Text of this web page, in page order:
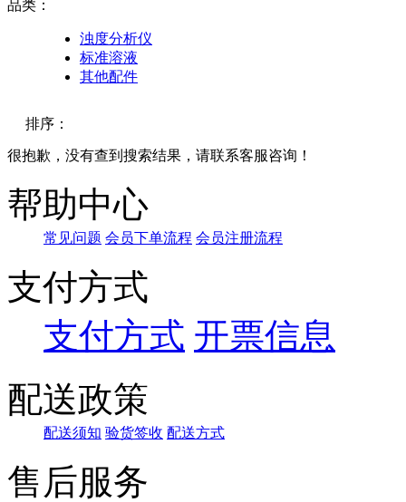
品类：
浊度分析仪
标准溶液
其他配件
排序：
价格
品牌
很抱歉，没有查到搜索结果，请联系客服咨询！
帮助中心
常见问题 会员下单流程 会员注册流程
支付方式
支付方式 开票信息
配送政策
配送须知 验货签收 配送方式
售后服务